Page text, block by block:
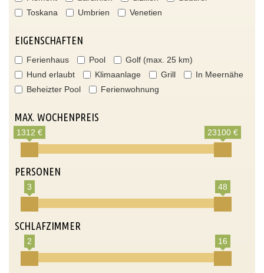
Toskana
Umbrien Venetien
EIGENSCHAFTEN
Ferienhaus Pool
Golf (max. 25 km)
Hund erlaubt
Klimaanlage Grill
In Meernähe
Beheizter Pool
Ferienwohnung
MAX. WOCHENPREIS
1312 € 23100 €
PERSONEN
3 48
SCHLAFZIMMER
2 16